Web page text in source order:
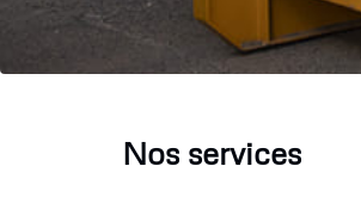
Nos services